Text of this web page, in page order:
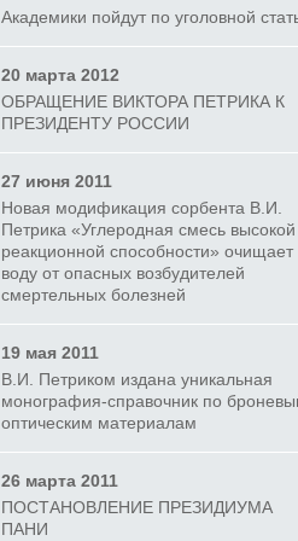
Академики пойдут по уголовной
20 марта 2012
ОБРАЩЕНИЕ ВИКТОРА ПЕТРИКА К
ПРЕЗИДЕНТУ РОССИИ
27 июня 2011
Новая модификация сорбента В.И.
Петрика «Углеродная смесь высокой
реакционной способности» очищает
воду от опасных возбудителей
смертельных болезней
19 мая 2011
В.И. Петриком издана уникальная
монография-справочник по
оптическим материалам
26 марта 2011
ПОСТАНОВЛЕНИЕ ПРЕЗИДИУМА
ПАНИ